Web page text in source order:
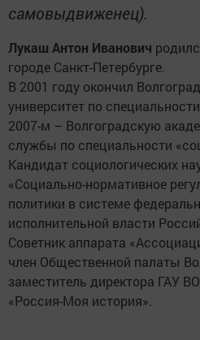
самовыдвиженец).
Лукаш Антон Иванович
городе Санкт-Петербурге.
В 2001 году окончил
университет по
2007-м – Волгоградскую
службы по специальности
Кандидат социологических
«Социально-нормативное
политики в системе
исполнительной власти
Советник аппарата
член Общественной палаты
заместитель директора ГАУ
«Россия-Моя история».